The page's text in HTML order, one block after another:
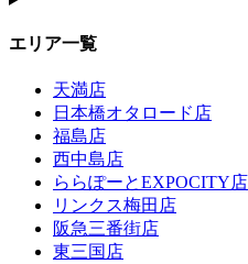
エリア一覧
天満店
日本橋オタロード店
福島店
西中島店
ららぽーとEXPOCITY店
リンクス梅田店
阪急三番街店
東三国店